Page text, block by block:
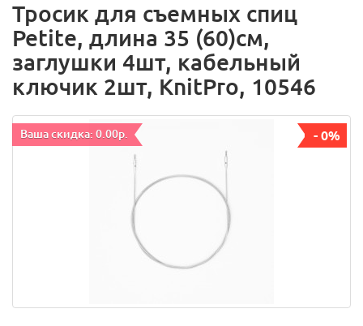
Тросик для съемных спиц
Petite, длина 35 (60)см,
заглушки 4шт, кабельный
ключик 2шт, KnitPro, 10546
Ваша скидка: 0.00р. - 0%